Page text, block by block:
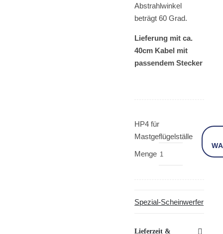
Abstrahlwinkel
beträgt 60 Grad.
Lieferung mit ca.
40cm Kabel mit
passendem Stecker
HP4 für
Mastgeflügelställe
Menge
Spezial-Scheinwerfer
Lieferzeit &